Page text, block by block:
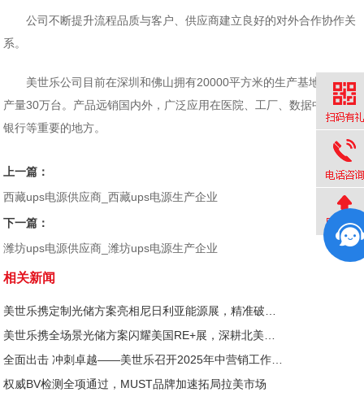
公司不断提升流程品质与客户、供应商建立良好的对外合作协作关
系。
美世乐公司目前在深圳和佛山拥有20000平方米的生产基地，年生
产量30万台。产品远销国内外，广泛应用在医院、工厂、数据中心、
银行等重要的地方。
上一篇：
西藏ups电源供应商_西藏ups电源生产企业
下一篇：
潍坊ups电源供应商_潍坊ups电源生产企业
相关新闻
美世乐携定制光储方案亮相尼日利亚能源展，精准破解西非用电难题
美世乐携全场景光储方案闪耀美国RE+展，深耕北美赋能零碳转型
全面出击 冲刺卓越——美世乐召开2025年中营销工作会议
权威BV检测全项通过，MUST品牌加速拓局拉美市场